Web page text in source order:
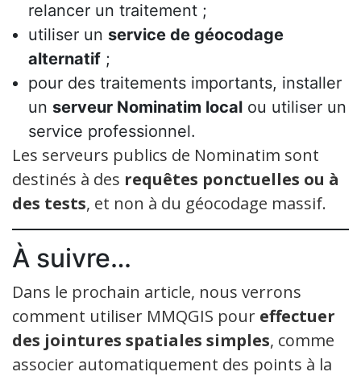
relancer un traitement ;
utiliser un service de géocodage
alternatif ;
pour des traitements importants, installer
un serveur Nominatim local ou utiliser un
service professionnel.
Les serveurs publics de Nominatim sont
destinés à des requêtes ponctuelles ou à
des tests, et non à du géocodage massif.
À suivre…
Dans le prochain article, nous verrons
comment utiliser MMQGIS pour effectuer
des jointures spatiales simples, comme
associer automatiquement des points à la